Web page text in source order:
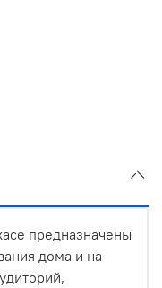
предназначены
дома и на